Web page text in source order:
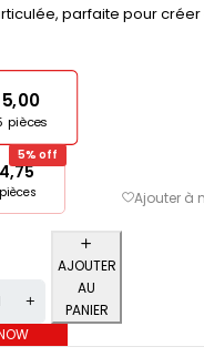
parfaite pour
pièces
5% off
4,75
AJOUTER
AU
PANIER